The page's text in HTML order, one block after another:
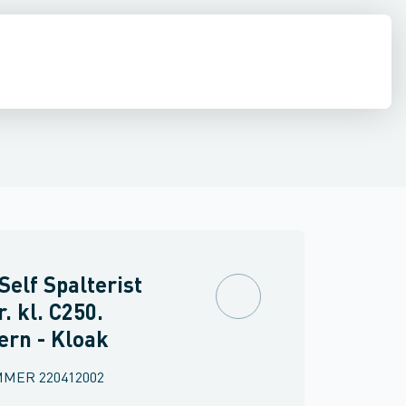
Spalterist
kl. C250.
- Kloak
220412002